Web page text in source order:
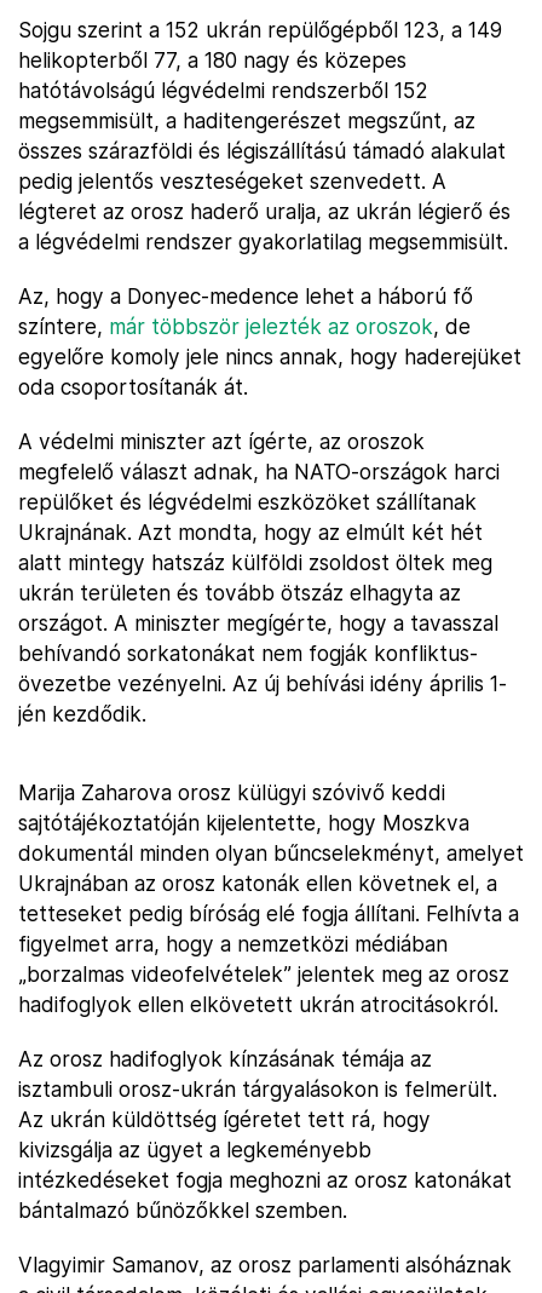
Sojgu szerint a 152 ukrán repülőgépből 123, a 149
helikopterből 77, a 180 nagy és közepes
hatótávolságú légvédelmi rendszerből 152
megsemmisült, a haditengerészet megszűnt, az
összes szárazföldi és légiszállítású támadó alakulat
pedig jelentős veszteségeket szenvedett. A
légteret az orosz haderő uralja, az ukrán légierő és
a légvédelmi rendszer gyakorlatilag megsemmisült.
Az, hogy a Donyec-medence lehet a háború fő
színtere, már többször jelezték az oroszok, de
egyelőre komoly jele nincs annak, hogy haderejüket
oda csoportosítanák át.
A védelmi miniszter azt ígérte, az oroszok
megfelelő választ adnak, ha NATO-országok harci
repülőket és légvédelmi eszközöket szállítanak
Ukrajnának. Azt mondta, hogy az elmúlt két hét
alatt mintegy hatszáz külföldi zsoldost öltek meg
ukrán területen és tovább ötszáz elhagyta az
országot. A miniszter megígérte, hogy a tavasszal
behívandó sorkatonákat nem fogják konfliktus-
övezetbe vezényelni. Az új behívási idény április 1-
jén kezdődik.
Marija Zaharova orosz külügyi szóvivő keddi
sajtótájékoztatóján kijelentette, hogy Moszkva
dokumentál minden olyan bűncselekményt, amelyet
Ukrajnában az orosz katonák ellen követnek el, a
tetteseket pedig bíróság elé fogja állítani. Felhívta a
figyelmet arra, hogy a nemzetközi médiában
„borzalmas videofelvételek” jelentek meg az orosz
hadifoglyok ellen elkövetett ukrán atrocitásokról.
Az orosz hadifoglyok kínzásának témája az
isztambuli orosz-ukrán tárgyalásokon is felmerült.
Az ukrán küldöttség ígéretet tett rá, hogy
kivizsgálja az ügyet a legkeményebb
intézkedéseket fogja meghozni az orosz katonákat
bántalmazó bűnözőkkel szemben.
Vlagyimir Samanov, az orosz parlamenti alsóháznak